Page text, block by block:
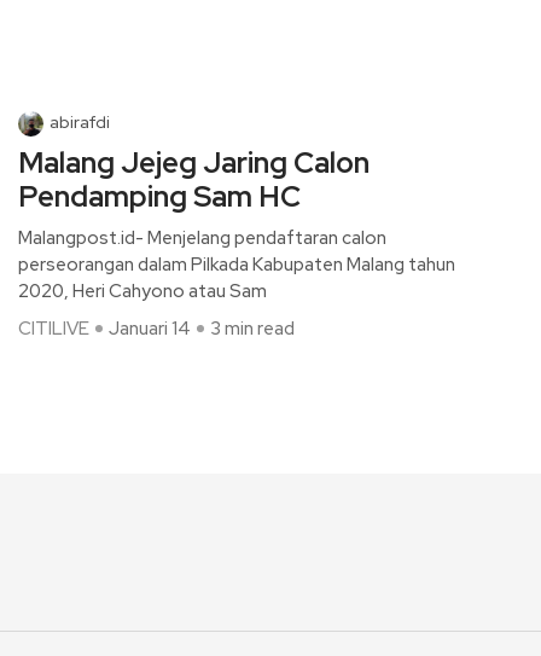
abirafdi
Malang Jejeg Jaring Calon
Pendamping Sam HC
Malangpost.id- Menjelang pendaftaran calon
perseorangan dalam Pilkada Kabupaten Malang tahun
2020, Heri Cahyono atau Sam
CITILIVE
Januari 14 3 min read